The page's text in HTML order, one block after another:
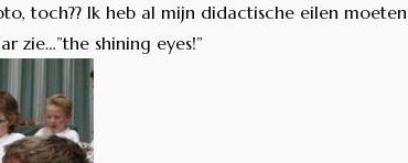
toch?? Ik heb al mijn didactische eilen moeten
zie…”the shining eyes!”